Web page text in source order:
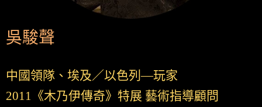
吳駿聲
中國領隊、埃及／以色列—玩家
2011《木乃伊傳奇》特展 藝術指導顧問